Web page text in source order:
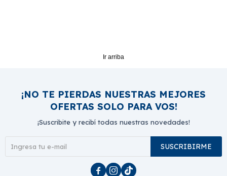
Ir arriba
¡NO TE PIERDAS NUESTRAS MEJORES
OFERTAS SOLO PARA VOS!
¡Suscribite y recibí todas nuestras novedades!
SUSCRIBIRME
  